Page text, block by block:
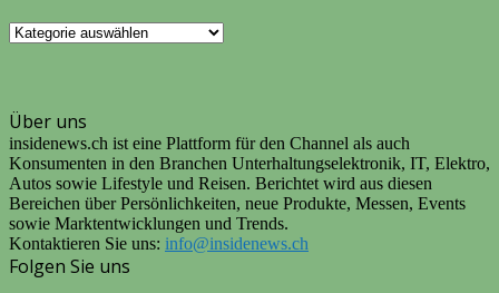
UNSERE
Über uns
insidenews.ch ist eine Plattform für den Channel als auch
Konsumenten in den Branchen Unterhaltungselektronik, IT, Elektro,
Autos sowie Lifestyle und Reisen. Berichtet wird aus diesen
Bereichen über Persönlichkeiten, neue Produkte, Messen, Events
sowie Marktentwicklungen und Trends.
Kontaktieren Sie uns: info@insidenews.ch
Folgen Sie uns